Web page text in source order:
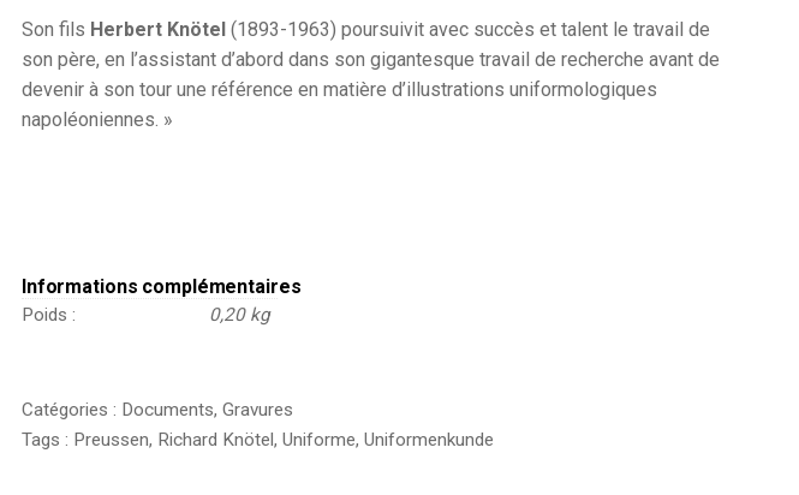
Son fils Herbert Knötel(1893-1963) poursuivit avec succès et talent le travail de
son père, en l’assistant d’abord dans son gigantesque travail de recherche avant de
devenir à son tour une référence en matière d’illustrations uniformologiques
napoléoniennes. »
Informations complémentaires
Poids 0,20 kg
Catégories : Documents, Gravures
Tags : Preussen, Richard Knötel, Uniforme, Uniformenkunde